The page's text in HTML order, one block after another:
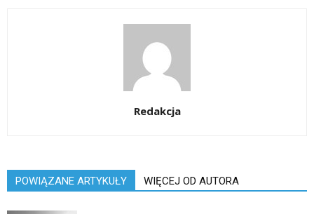
Redakcja
POWIĄZANE ARTYKUŁY WIĘCEJ OD AUTORA